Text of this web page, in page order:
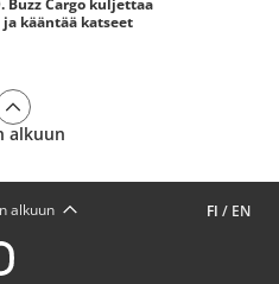
Buzz Cargo kuljettaa
kääntää katseet
alkuun
FI / EN
alkuun